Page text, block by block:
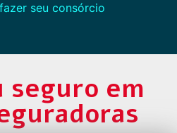
seu consórcio
seguro em